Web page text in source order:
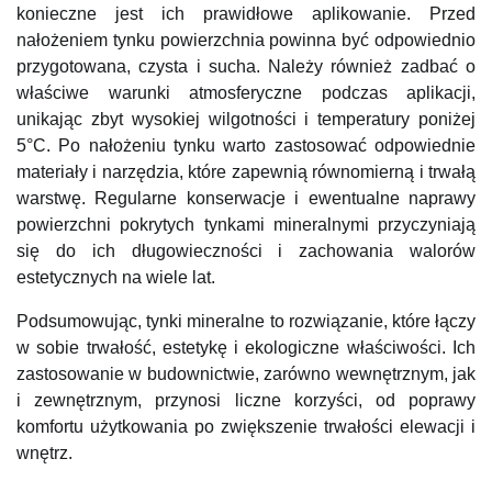
konieczne jest ich prawidłowe aplikowanie. Przed
nałożeniem tynku powierzchnia powinna być odpowiednio
przygotowana, czysta i sucha. Należy również zadbać o
właściwe warunki atmosferyczne podczas aplikacji,
unikając zbyt wysokiej wilgotności i temperatury poniżej
5°C. Po nałożeniu tynku warto zastosować odpowiednie
materiały i narzędzia, które zapewnią równomierną i trwałą
warstwę. Regularne konserwacje i ewentualne naprawy
powierzchni pokrytych tynkami mineralnymi przyczyniają
się do ich długowieczności i zachowania walorów
estetycznych na wiele lat.
Podsumowując, tynki mineralne to rozwiązanie, które łączy
w sobie trwałość, estetykę i ekologiczne właściwości. Ich
zastosowanie w budownictwie, zarówno wewnętrznym, jak
i zewnętrznym, przynosi liczne korzyści, od poprawy
komfortu użytkowania po zwiększenie trwałości elewacji i
wnętrz.